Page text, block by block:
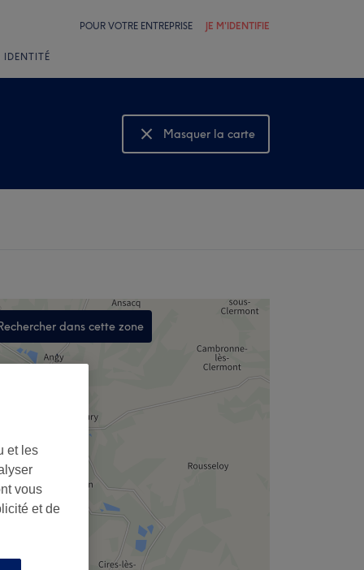
POUR VOTRE ENTREPRISE JE M'IDENTIFIE
IDENTITÉ
Masquer la carte
Montrer la carte
dans cette zone
,
et les
vous
et de